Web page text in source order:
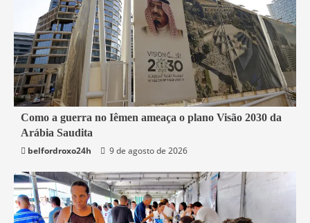
4 min read
Mundo
Como a guerra no Iêmen ameaça o plano Visão 2030 da
Arábia Saudita
belfordroxo24h
9 de agosto de 2026